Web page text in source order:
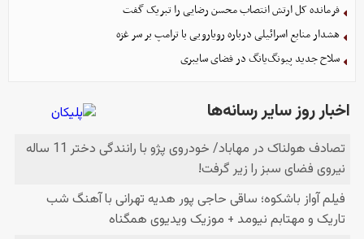
فرمانده کل ارتش انتصاب محسن رضایی را تبریک گفت
هشدار منابع اسرائیلی درباره رویارویی با ترامپ بر سر غزه
سلاح جدید پیونگ‌یانگ در فضای سایبری